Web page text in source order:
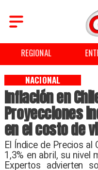
REGIONAL
Inflación en
Proyecciones
en el costo de
El Índice de Precios al
1,3% en abril, su nivel
Expertos advierten
NACIONAL